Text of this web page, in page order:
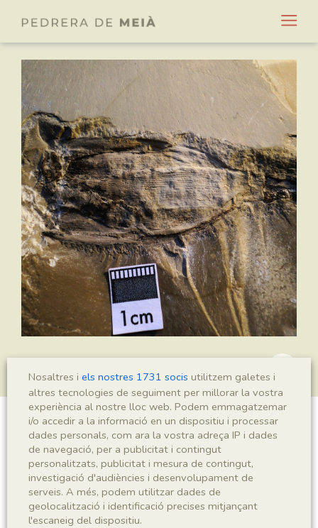
Dammarites coriacea
Sigla
IEI-479
Nosaltres i els nostres 1731 socis utilitzem galetes i
altres tecnologies de seguiment per millorar la vostra
experiència al nostre lloc web. Podem emmagatzemar
i/o accedir a la informació en un dispositiu i processar
dades personals, com ara la vostra adreça IP i dades
de navegació, per a publicitat i contingut
personalitzats, publicitat i mesura de contingut,
investigació d'audiències i desenvolupament de
serveis. A més, podem utilitzar dades de
geolocalització i identificació precises mitjançant
l'escaneig del dispositiu.